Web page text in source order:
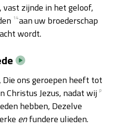
zijnde in het geloof,
14aan uw broederschap
wordt.
Die ons geroepen heeft tot
Christus Jezus, nadat wij p
hebben, Dezelve
enfundere ulieden.